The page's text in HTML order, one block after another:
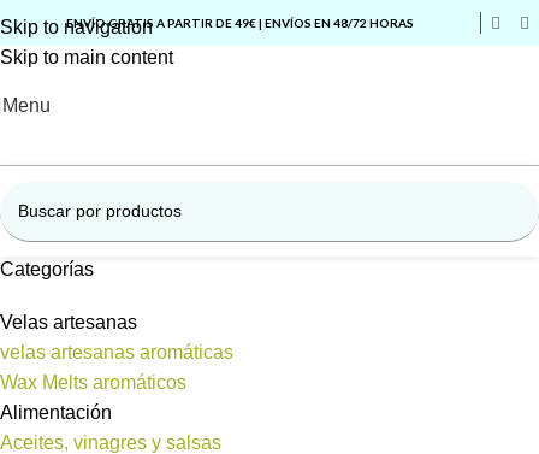
Skip to navigation
Skip to main content
ENVÍO GRATIS A PARTIR DE 49€ | ENVÍOS EN 48/72 HORAS
Menu
Categorías
Velas artesanas
velas artesanas aromáticas
Wax Melts aromáticos
Alimentación
Aceites, vinagres y salsas